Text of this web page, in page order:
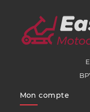
Mon compte